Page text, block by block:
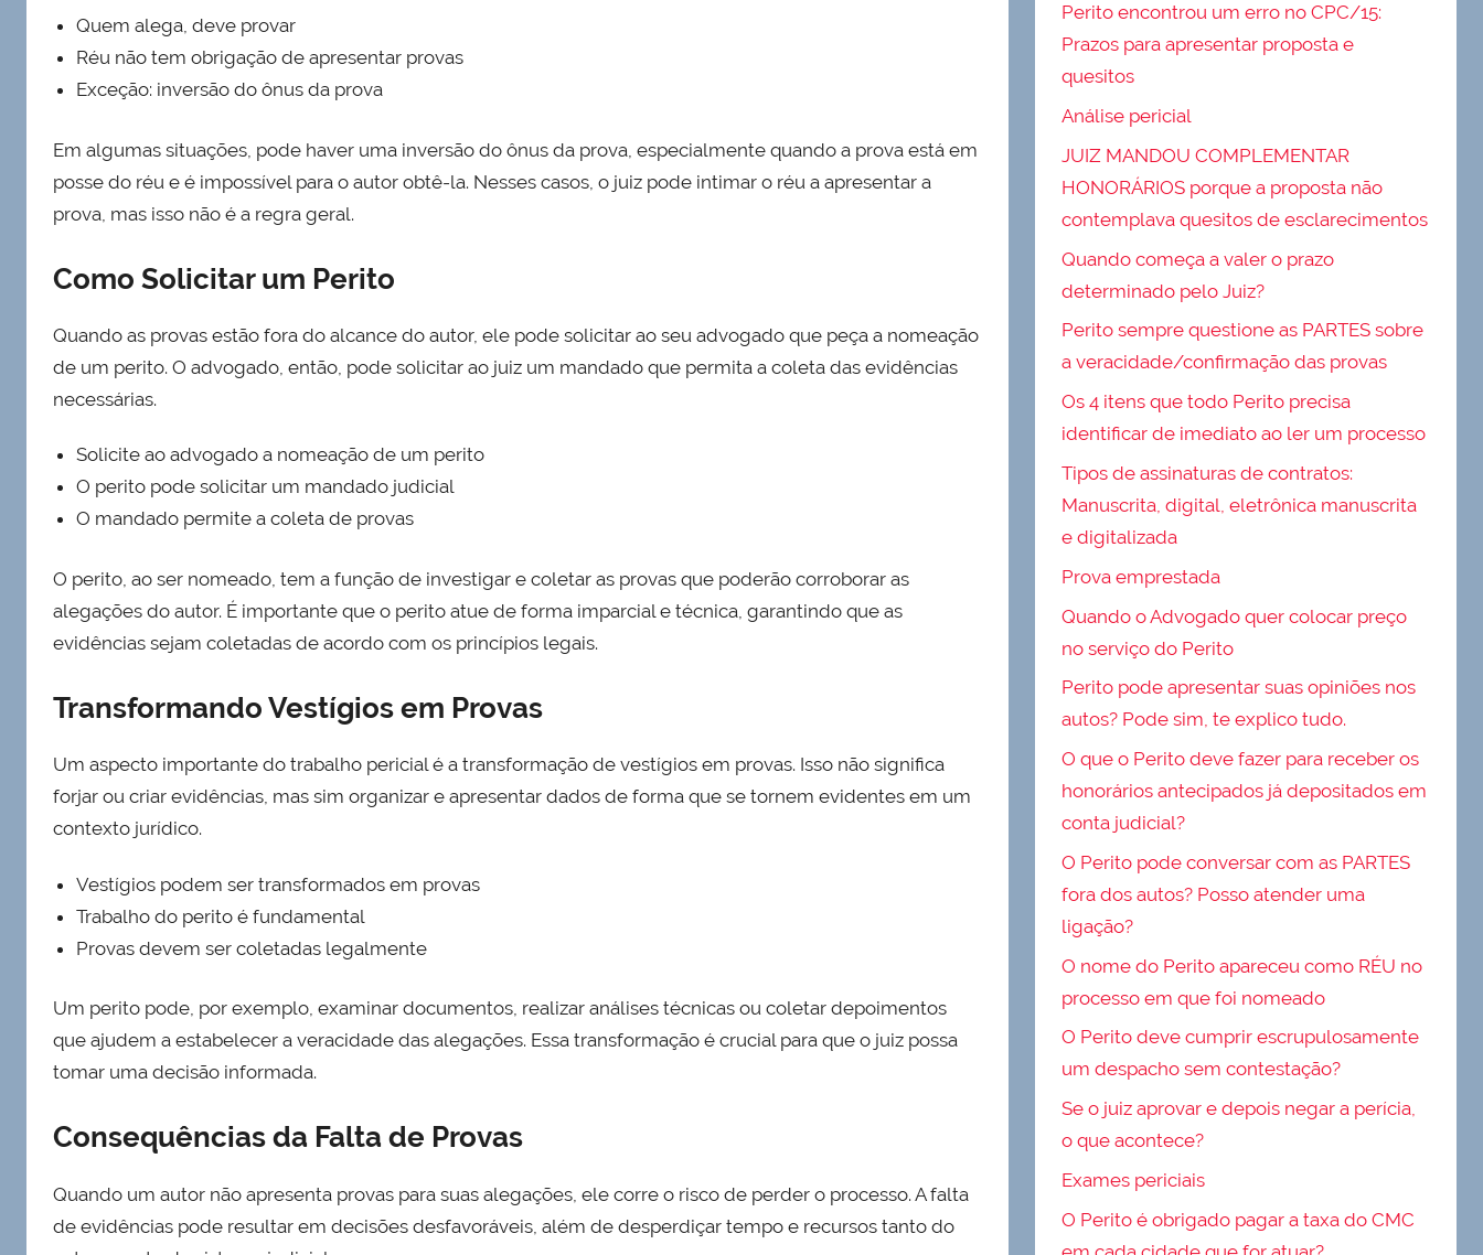
Quem alega, deve provar
Réu não tem obrigação de apresentar provas
Exceção: inversão do ônus da prova
Em algumas situações, pode haver uma inversão do ônus da prova, especialmente quando a prova está em
posse do réu e é impossível para o autor obtê-la. Nesses casos, o juiz pode intimar o réu a apresentar a
prova, mas isso não é a regra geral.
Como Solicitar um Perito
Quando as provas estão fora do alcance do autor, ele pode solicitar ao seu advogado que peça a nomeação
de um perito. O advogado, então, pode solicitar ao juiz um mandado que permita a coleta das evidências
necessárias.
Solicite ao advogado a nomeação de um perito
O perito pode solicitar um mandado judicial
O mandado permite a coleta de provas
O perito, ao ser nomeado, tem a função de investigar e coletar as provas que poderão corroborar as
alegações do autor. É importante que o perito atue de forma imparcial e técnica, garantindo que as
evidências sejam coletadas de acordo com os princípios legais.
Transformando Vestígios em Provas
Um aspecto importante do trabalho pericial é a transformação de vestígios em provas. Isso não significa
forjar ou criar evidências, mas sim organizar e apresentar dados de forma que se tornem evidentes em um
contexto jurídico.
Vestígios podem ser transformados em provas
Trabalho do perito é fundamental
Provas devem ser coletadas legalmente
Um perito pode, por exemplo, examinar documentos, realizar análises técnicas ou coletar depoimentos
que ajudem a estabelecer a veracidade das alegações. Essa transformação é crucial para que o juiz possa
tomar uma decisão informada.
Consequências da Falta de Provas
Quando um autor não apresenta provas para suas alegações, ele corre o risco de perder o processo. A falta
de evidências pode resultar em decisões desfavoráveis, além de desperdiçar tempo e recursos tanto do
Perito encontrou um erro no CPC/15:
Prazos para apresentar proposta e
quesitos
Análise pericial
JUIZ MANDOU COMPLEMENTAR
HONORÁRIOS porque a proposta não
contemplava quesitos de esclarecimentos
Quando começa a valer o prazo
determinado pelo Juiz?
Perito sempre questione as PARTES sobre
a veracidade/confirmação das provas
Os 4 itens que todo Perito precisa
identificar de imediato ao ler um processo
Tipos de assinaturas de contratos:
Manuscrita, digital, eletrônica manuscrita
e digitalizada
Prova emprestada
Quando o Advogado quer colocar preço
no serviço do Perito
Perito pode apresentar suas opiniões nos
autos? Pode sim, te explico tudo.
O que o Perito deve fazer para receber os
honorários antecipados já depositados em
conta judicial?
O Perito pode conversar com as PARTES
fora dos autos? Posso atender uma
ligação?
O nome do Perito apareceu como RÉU no
processo em que foi nomeado
O Perito deve cumprir escrupulosamente
um despacho sem contestação?
Se o juiz aprovar e depois negar a perícia,
o que acontece?
Exames periciais
O Perito é obrigado pagar a taxa do CMC